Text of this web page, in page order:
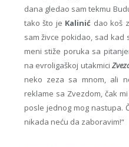
dana gledao sam tekmu
tako što je Kalinić dao koš
sam živce pokidao, sad
meni stiže poruka sa
na evroligaškoj utakmici
neko zeza sa mnom, ali
reklame sa Zvezdom, čak
posle jednog mog nastupa.
nikada neću da zaboravim!“